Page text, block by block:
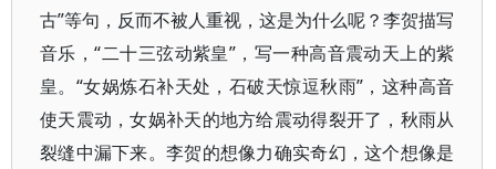
古”等句，反而不被人重视，这是为什么呢？李贺描写
音乐，“二十三弦动紫皇”，写一种高音震动天上的紫
皇。“女娲炼石补天处，石破天惊逗秋雨”，这种高音
使天震动，女娲补天的地方给震动得裂开了，秋雨从
裂缝中漏下来。李贺的想像力确实奇幻，这个想像是